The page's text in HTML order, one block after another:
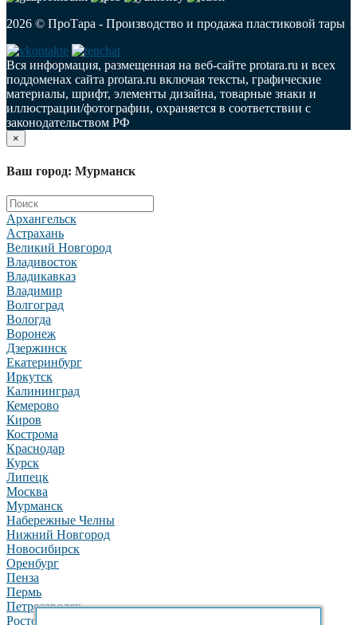
2026 © ПроТара - Производство и продажа пластиковой тары
Вся информация, размещенная на веб-сайте protara.ru и всех
поддоменах сайта protara.ru включая тексты, графические
материалы, шрифт, элементы дизайна, товарные знаки и
иллюстрации/фотографии, охраняется в соответствии с
законодательством РФ
×
Ваш город: Мурманск
Архангельск
Астрахань
Великий Новгород
Владивосток
Владикавказ
Владимир
Волгоград
Вологда
Воронеж
Дзержинск
Екатеринбург
Иркутск
Калининград
Кемерово
Киров
Кострома
Краснодар
Курск
Липецк
Москва
Мурманск
Набережные Челны
Нижний Новгород
Новосибирск
Оренбург
Пенза
Пермь
Петрозаводск
Ростов-на-Дону